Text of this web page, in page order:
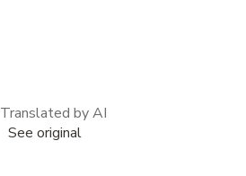
Translated by AI
See original